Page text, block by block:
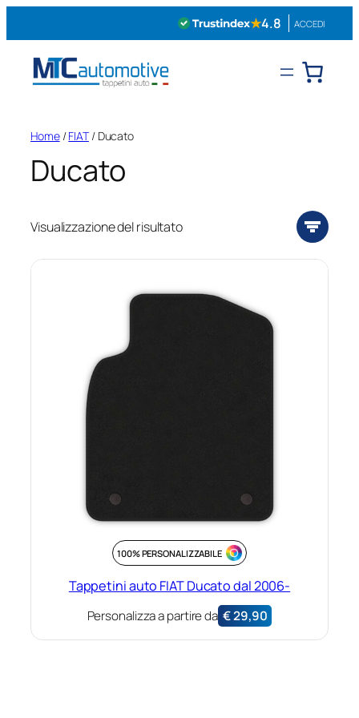
★4.8 ACCEDI
Home/FIAT/ Ducato
Ducato
Visualizzazione del risultato
100% PERSONALIZZABILE
Tappetini auto FIAT Ducato dal 2006-
Personalizza a partire da €29,90